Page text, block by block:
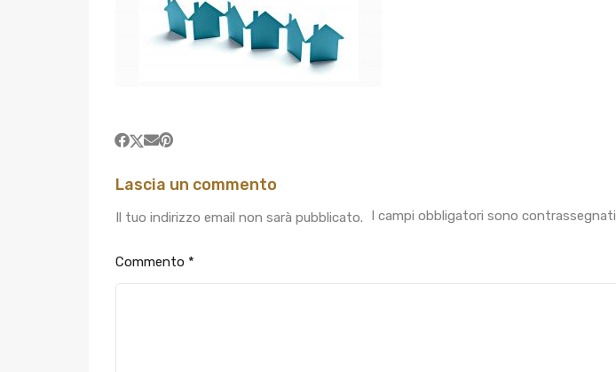
Lascia un commento
Il tuo indirizzo email non sarà pubblicato. I campi obbligatori sono contrassegnati
Commento *